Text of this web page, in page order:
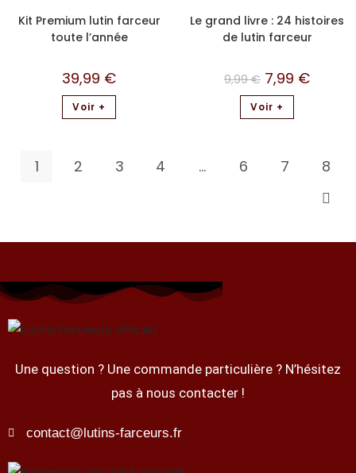
Kit Premium lutin farceur
toute l’année
39,99 €
Voir +
Le grand livre : 24 histoires
de lutin farceur
9,99€ 7,99 €
Voir +
1 2 3 4 … 6 7 8
Une question ? Une commande particulière ? N’hésitez
pas à nous contacter !
contact@lutins-farceurs.fr